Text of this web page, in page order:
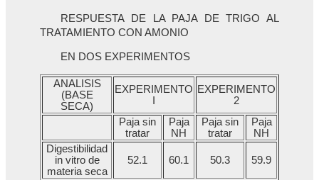
RESPUESTA DE LA PAJA DE TRIGO AL
TRATAMIENTO CON AMONIO
EN DOS EXPERIMENTOS
ANALISIS
(BASE
SECA)
EXPERIMENTO EXPERIMENTO
2
Paja sin
tratar
Paja
NH
Paja sin
tratar
Paja
NH
Digestibilidad
in vitro de
materia seca
52.1 60.1 50.3 59.9